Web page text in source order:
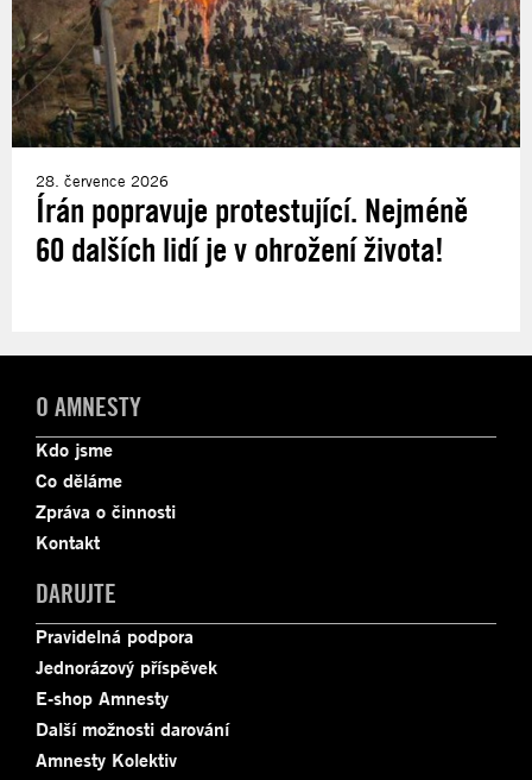
28. července 2026
Írán popravuje protestující. Nejméně
60 dalších lidí je v ohrožení života!
O AMNESTY
Kdo jsme
Co děláme
Zpráva o činnosti
Kontakt
DARUJTE
Pravidelná podpora
Jednorázový příspěvek
E-shop Amnesty
Další možnosti darování
Amnesty Kolektiv